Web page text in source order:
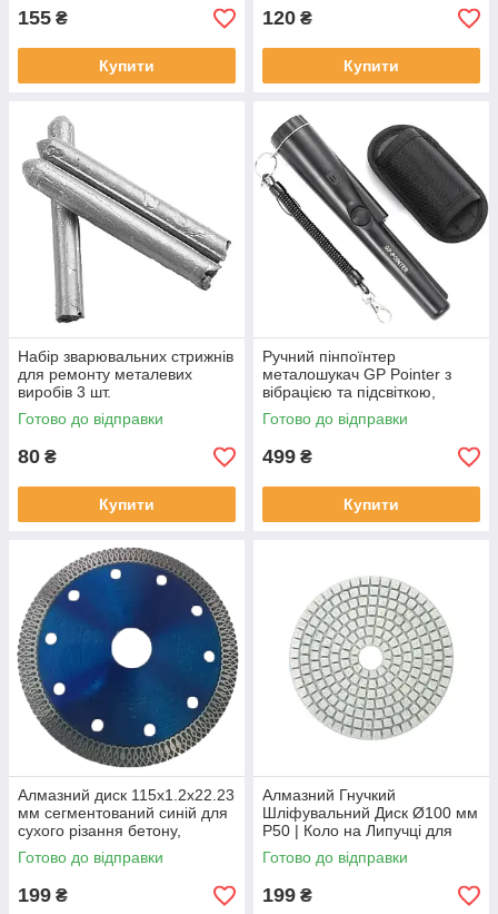
155 ₴
Купити
120 ₴
Купити
Набір зварювальних стрижнів
для ремонту металевих
виробів 3 шт.
Готово до відправки
80 ₴
Купити
Ручний пінпоїнтер
металошукач GP Pointer з
вібрацією та підсвіткою,
вологостійкий, глибинний до
15 см, для монет і металів
Готово до відправки
499 ₴
Купити
Алмазний диск 115x1.2x22.23
мм сегментований синій для
сухого різання бетону,
залізобетону, каменю,
плитки, мармуру
Готово до відправки
199 ₴
Алмазний Гнучкий
Шліфувальний Диск Ø100 мм
P50 | Коло на Липучці для
КШМ | Для Граніту,
Керамограніту, Каменю
Готово до відправки
199 ₴